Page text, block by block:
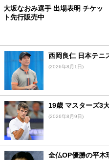
大坂なおみ選手 出場表明 チケッ
ト先行販売中
西岡良仁 日本テニ
(2026年8月1日)
19歳 マスターズ3
(2026年8月9日)
全仏OP優勝の平木